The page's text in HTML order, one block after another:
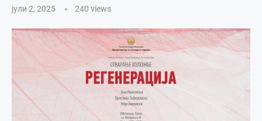
јули 2, 2025 240 views